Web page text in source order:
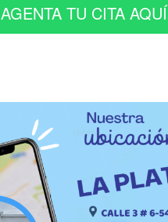
AGENTA TU CITA AQUÍ